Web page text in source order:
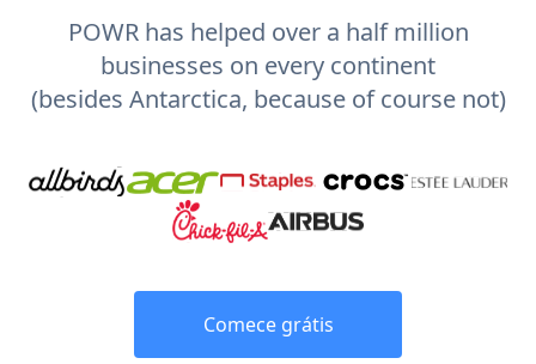
POWR has helped over a half million
businesses on every continent
(besides Antarctica, because of course not)
Comece grátis